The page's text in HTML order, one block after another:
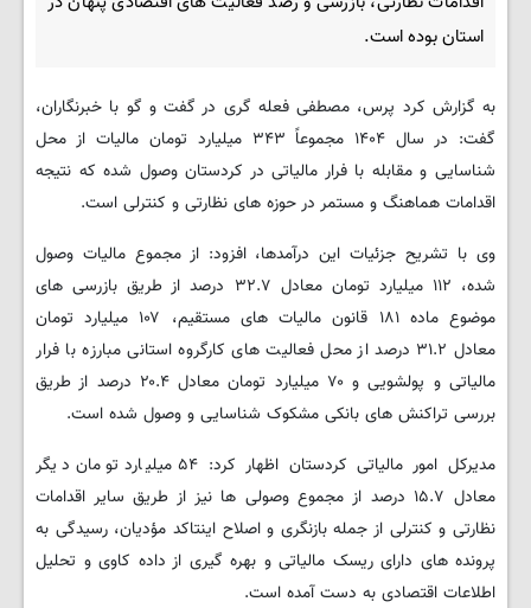
استان بوده است.
به گزارش کرد پرس، مصطفی فعله گری در گفت و گو با خبرنگاران،
گفت: در سال ۱۴۰۴ مجموعاً ۳۴۳ میلیارد تومان مالیات از محل
شناسایی و مقابله با فرار مالیاتی در کردستان وصول شده که نتیجه
اقدامات هماهنگ و مستمر در حوزه های نظارتی و کنترلی است.
وی با تشریح جزئیات این درآمدها، افزود: از مجموع مالیات وصول
شده، ۱۱۲ میلیارد تومان معادل ۳۲.۷ درصد از طریق بازرسی های
موضوع ماده ۱۸۱ قانون مالیات های مستقیم، ۱۰۷ میلیارد تومان
معادل ۳۱.۲ درصد از محل فعالیت های کارگروه استانی مبارزه با فرار
مالیاتی و پولشویی و ۷۰ میلیارد تومان معادل ۲۰.۴ درصد از طریق
بررسی تراکنش های بانکی مشکوک شناسایی و وصول شده است.
مدیرکل امور مالیاتی کردستان اظهار کرد: ۵۴ میلیارد تومان دیگر
معادل ۱۵.۷ درصد از مجموع وصولی ها نیز از طریق سایر اقدامات
نظارتی و کنترلی از جمله بازنگری و اصلاح اینتاکد مؤدیان، رسیدگی به
پرونده های دارای ریسک مالیاتی و بهره گیری از داده کاوی و تحلیل
اطلاعات اقتصادی به دست آمده است.